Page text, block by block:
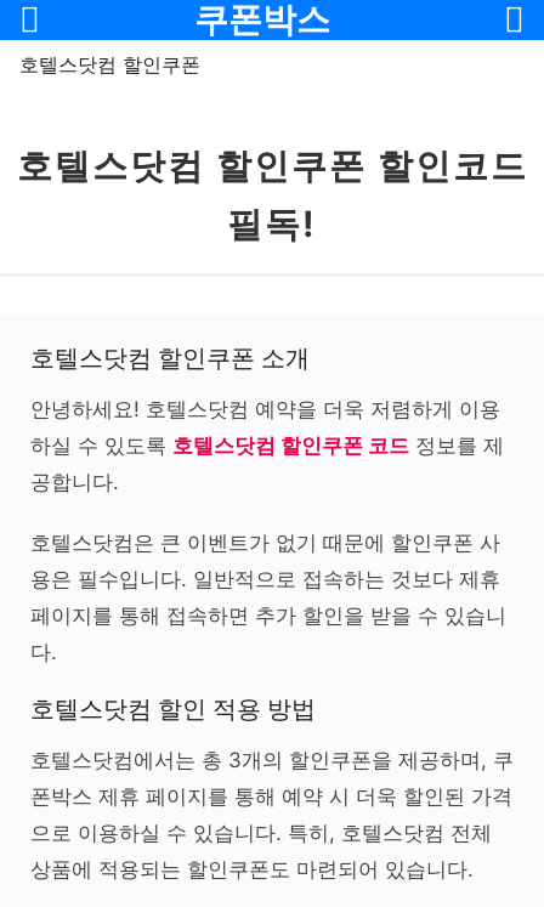
쿠폰박스
호텔스닷컴 할인쿠폰
호텔스닷컴 할인쿠폰 할인코드
필독!
호텔스닷컴 할인쿠폰 소개
안녕하세요! 호텔스닷컴 예약을 더욱 저렴하게 이용
하실 수 있도록 호텔스닷컴 할인쿠폰 코드 정보를 제
공합니다.
호텔스닷컴은 큰 이벤트가 없기 때문에 할인쿠폰 사
용은 필수입니다. 일반적으로 접속하는 것보다 제휴
페이지를 통해 접속하면 추가 할인을 받을 수 있습니
다.
호텔스닷컴 할인 적용 방법
호텔스닷컴에서는 총 3개의 할인쿠폰을 제공하며, 쿠
폰박스 제휴 페이지를 통해 예약 시 더욱 할인된 가격
으로 이용하실 수 있습니다. 특히, 호텔스닷컴 전체
상품에 적용되는 할인쿠폰도 마련되어 있습니다.